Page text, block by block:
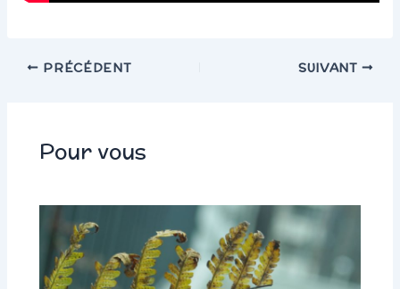
PRÉCÉDENT SUIVANT
Pour vous